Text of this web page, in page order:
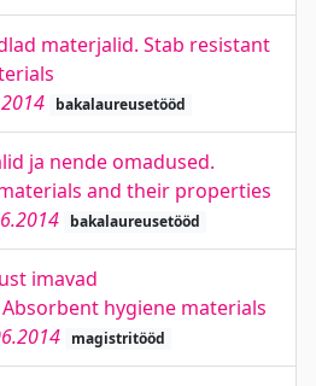
materjalid. Stab resistant
bakalaureusetööd
ja nende omadused.
and their properties
bakalaureusetööd
imavad
hygiene materials
magistritööd